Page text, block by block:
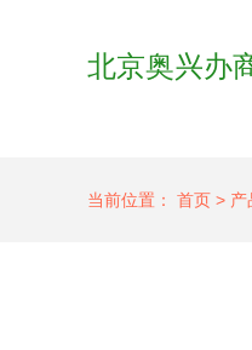
北京奥兴办
当前位置： 首页 > 产